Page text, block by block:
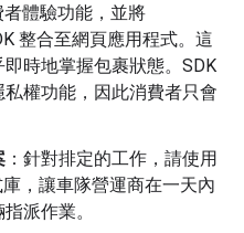
體驗功能，並將
整合至網頁應用程式。這
時地掌握包裹狀態。SDK
權功能，因此消費者只會
：針對排定的工作，請使用
，讓車隊營運商在一天內
派作業。